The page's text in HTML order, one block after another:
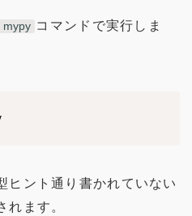
mypy コマンドで実行しま
ヒント通り書かれていない
ます。